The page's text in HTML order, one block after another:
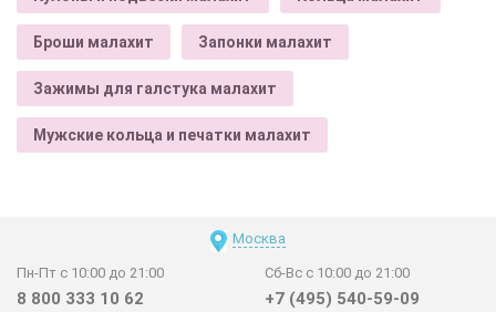
Броши малахит Запонки малахит
Зажимы для галстука малахит
Мужские кольца и печатки малахит
Москва
Пн-Пт с 10:00 до 21:00
8 800 333 10 62
Сб-Вс с 10:00 до 21:00
+7 (495) 540-59-09